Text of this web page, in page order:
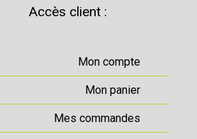
Accès client :
Mon compte
Mon panier
Mes commandes